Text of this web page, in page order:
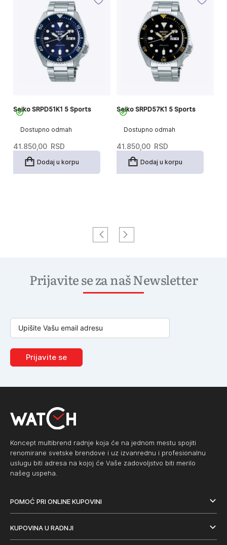
Dostupno odmah
Seiko SRPD51K1 5 Sports
41.850,00 RSD
Dodaj u korpu
Dostupno odmah
Seiko SRPD57K1 5 Sports
41.850,00 RSD
Dodaj u korpu
Prijavite se za naš Newsletter
Prijavite se
Koncept multibrend radnje koja će na jednom mestu spojiti
renomirane svetske brendove i uz izvanrednu i profesionalnu
uslugu biti adresa na kojoj će Vaše zadovoljstvo biti merilo
našeg uspeha.
POMOĆ PRI ONLINE KUPOVINI
KUPOVINA U RADNJI